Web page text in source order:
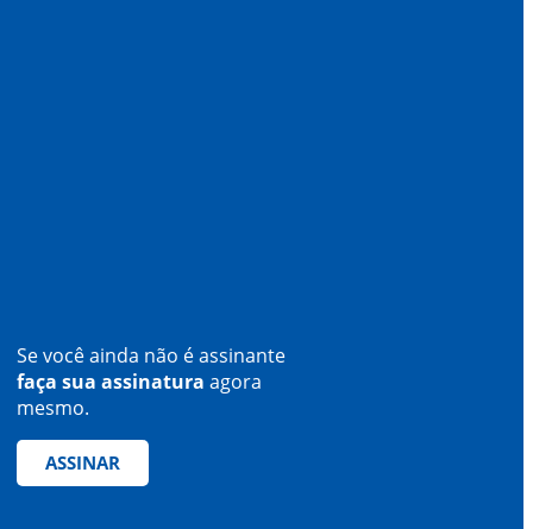
Se você ainda não é assinante
faça sua assinatura agora
mesmo.
ASSINAR